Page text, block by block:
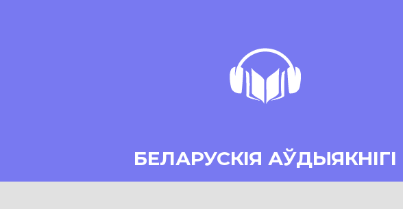
БЕЛАРУСКІЯ АЎДЫЯКНІГІ